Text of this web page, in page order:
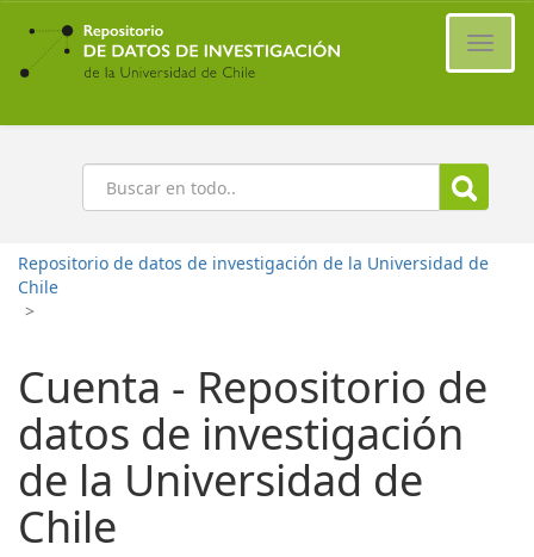
Ir
contenido
principal
Buscar
Repositorio de datos de investigación de la Universidad de
Chile
>
Cuenta - Repositorio de
datos de investigación
de la Universidad de
Chile